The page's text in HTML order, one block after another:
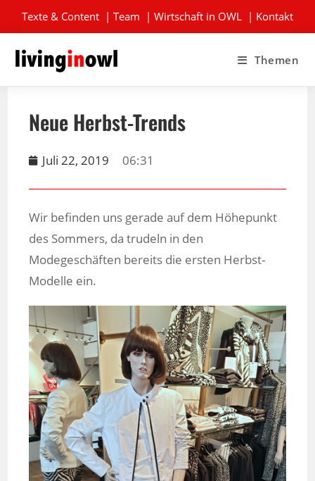
Texte & Content | Team | Wirtschaft in OWL | Kontakt
Themen
Neue Herbst-Trends
Juli 22, 2019 06:31
Wir befinden uns gerade auf dem Höhepunkt
des Sommers, da trudeln in den
Modegeschäften bereits die ersten Herbst-
Modelle ein.